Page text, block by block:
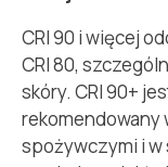
CRI 90 i więcej
CRI 80,
skóry. CRI 90+
rekomendowany
spożywczymi i